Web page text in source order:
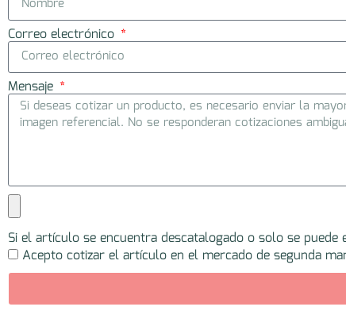
Correo electrónico
Mensaje
Si el artículo se encuentra descatalogado o solo se
Acepto cotizar el artículo en el mercado de segunda